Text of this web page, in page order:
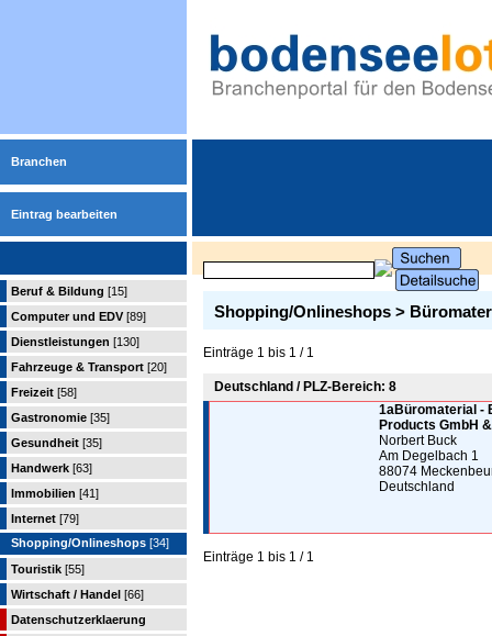
Branchen
Eintrag bearbeiten
Beruf & Bildung [15]
Computer und EDV [89]
Dienstleistungen [130]
Fahrzeuge & Transport [20]
Freizeit [58]
Gastronomie [35]
Gesundheit [35]
Handwerk [63]
Immobilien [41]
Internet [79]
Shopping/Onlineshops [34]
Touristik [55]
Wirtschaft / Handel [66]
Datenschutzerklaerung
Shopping/Onlineshops >
Einträge 1 bis 1 / 1
Deutschland / PLZ-Bereich: 8
1aBüromaterial -
Products GmbH
Norbert Buck
Am Degelbach 1
88074
Deutschland
Einträge 1 bis 1 / 1